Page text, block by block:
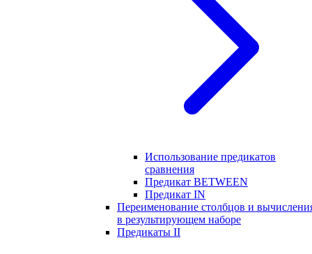
Использование предикатов
сравнения
Предикат BETWEEN
Предикат IN
Переименование столбцов и
в результирующем наборе
Предикаты II